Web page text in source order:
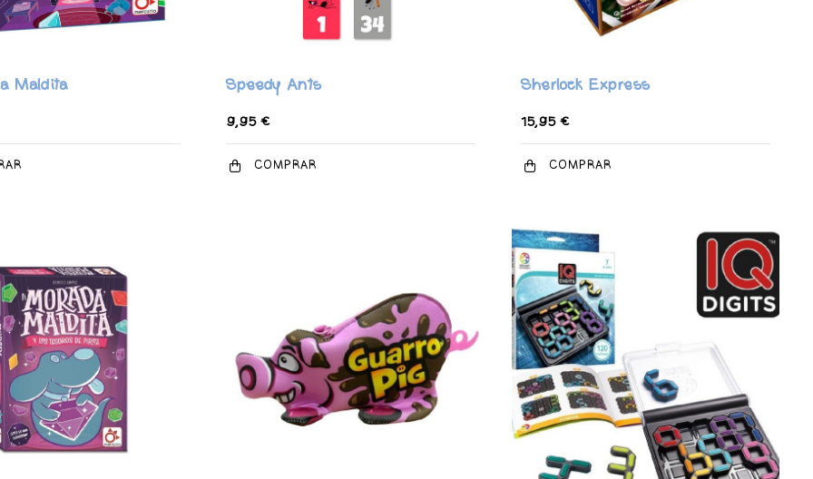
Maldita Speedy Ants
9,95 €
COMPRAR
Sherlock Express
15,95 €
COMPRAR